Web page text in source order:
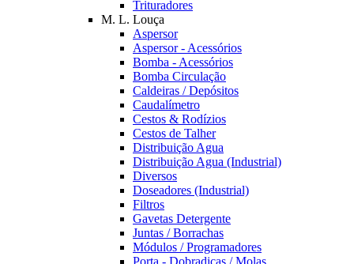
Trituradores
M. L. Louça
Aspersor
Aspersor - Acessórios
Bomba - Acessórios
Bomba Circulação
Caldeiras / Depósitos
Caudalímetro
Cestos & Rodízios
Cestos de Talher
Distribuição Agua
Distribuição Agua (Industrial)
Diversos
Doseadores (Industrial)
Filtros
Gavetas Detergente
Juntas / Borrachas
Módulos / Programadores
Porta - Dobradiças / Molas